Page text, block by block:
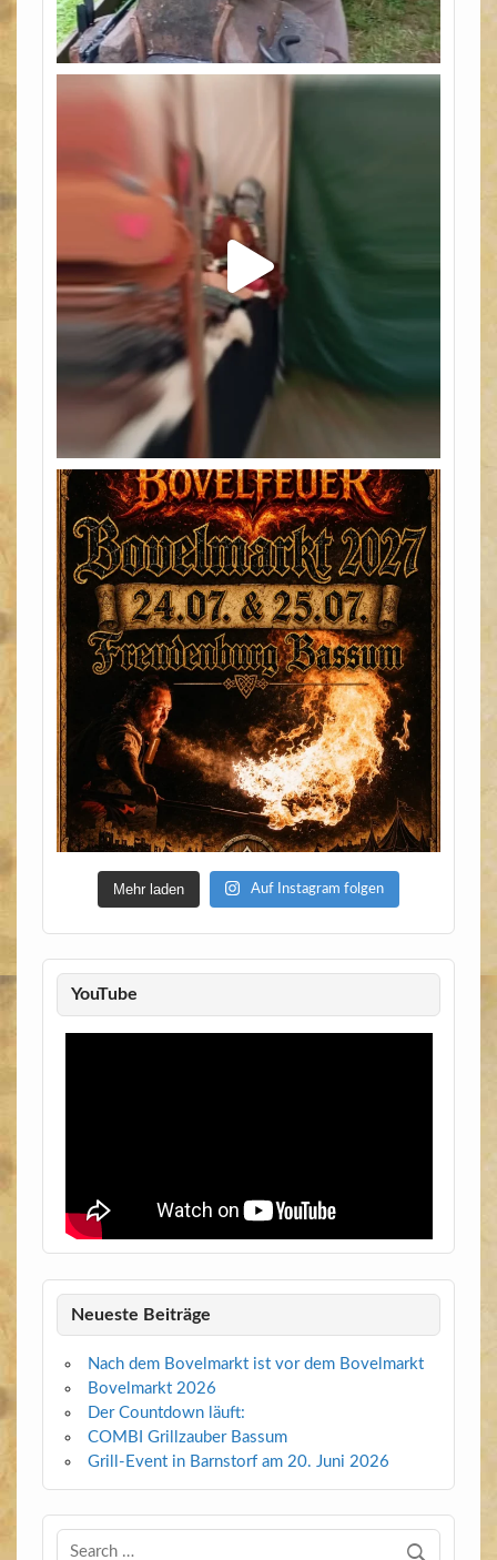
Mehr laden Auf Instagram folgen
YouTube
Neueste Beiträge
Nach dem Bovelmarkt ist vor dem Bovelmarkt
Bovelmarkt 2026
Der Countdown läuft:
COMBI Grillzauber Bassum
Grill-Event in Barnstorf am 20. Juni 2026